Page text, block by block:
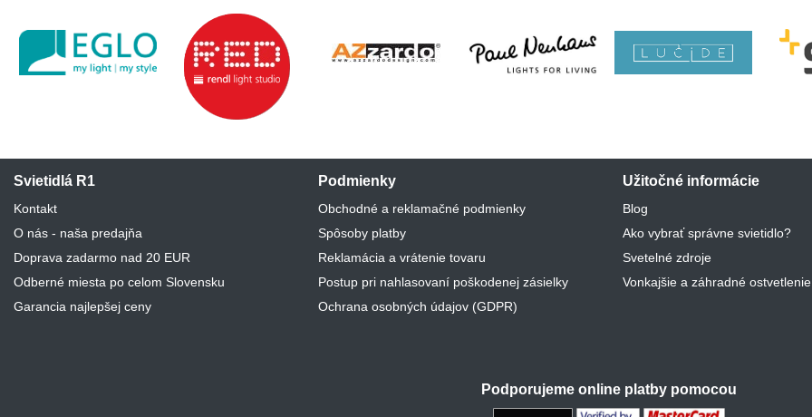
Svietidlá R1
Kontakt
O nás - naša predajňa
Doprava zadarmo nad 20 EUR
Odberné miesta po celom Slovensku
Garancia najlepšej ceny
Podmienky
Obchodné a reklamačné podmienky
Spôsoby platby
Reklamácia a vrátenie tovaru
Postup pri nahlasovaní poškodenej zásielky
Ochrana osobných údajov (GDPR)
Užitočné informácie
Blog
Ako vybrať správne svietidlo?
Svetelné zdroje
Vonkajšie a záhradné ostvetlenie
Podporujeme online platby pomocou